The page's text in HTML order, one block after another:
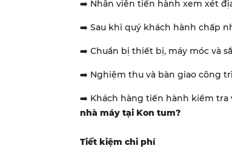
➡️ Nhân viên tiến hành xem xét
➡️ Sau khi quý khách hành chấp
➡️ Chuẩn bị thiết bị, máy móc và
➡️ Nghiệm thu và bàn giao công
➡️ Khách hàng tiến hành kiểm tra
nhà máy tại Kon tum?
Tiết kiệm chi phí